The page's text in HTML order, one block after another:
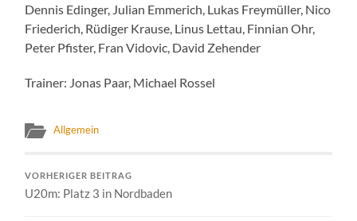
Dennis Edinger, Julian Emmerich, Lukas Freymüller, Nico
Friederich, Rüdiger Krause, Linus Lettau, Finnian Ohr,
Peter Pfister, Fran Vidovic, David Zehender
Trainer: Jonas Paar, Michael Rossel
Allgemein
VORHERIGER BEITRAG
U20m: Platz 3 in Nordbaden